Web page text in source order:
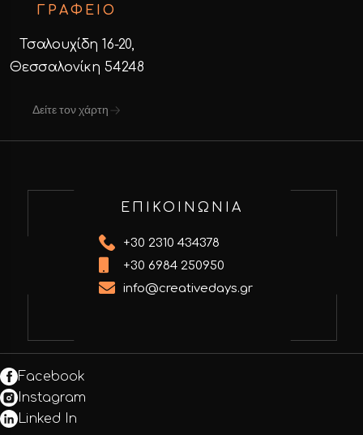
ΓΡΑΦΕΙΟ
Τσαλουχίδη 16-20,
Θεσσαλονίκη 54248
Δείτε τον χάρτη
ΕΠΙΚΟΙΝΩΝΙΑ
+30 2310 434378
+30 6984 250950
info@creativedays.gr
Facebook
Instagram
Linked In